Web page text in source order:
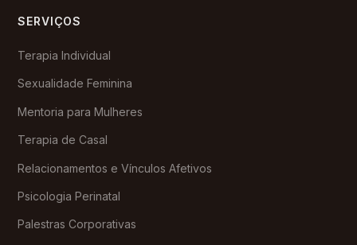
SERVIÇOS
Terapia Individual
Sexualidade Feminina
Mentoria para Mulheres
Terapia de Casal
Relacionamentos e Vínculos Afetivos
Psicologia Perinatal
Palestras Corporativas